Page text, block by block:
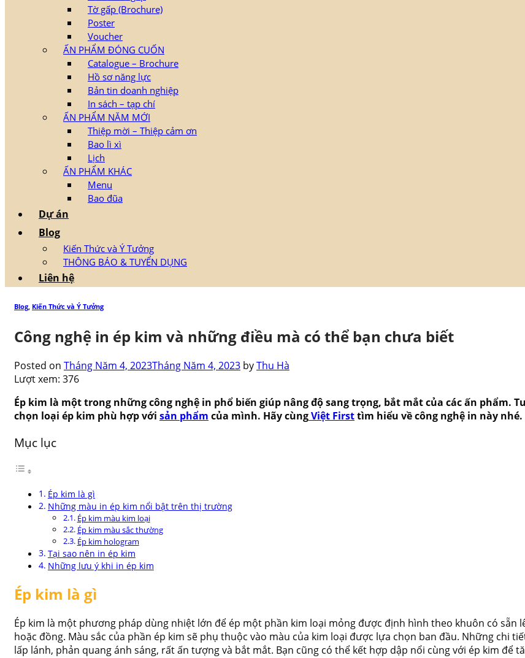
Tờ gấp (Brochure)
Poster
Voucher
ẤN PHẨM ĐÓNG CUỐN
Catalogue – Brochure
Hồ sơ năng lực
Bản tin doanh nghiệp
In sách – tạp chí
ẤN PHẨM NĂM MỚI
Thiệp mời – Thiệp cảm ơn
Bao lì xì
Lịch
ẤN PHẨM KHÁC
Menu
Bao đũa
Dự án
Blog
Kiến Thức và Ý Tưởng
THÔNG BÁO & TUYỂN DỤNG
Liên hệ
Blog, Kiến Thức và Ý Tưởng
Công nghệ in ép kim và những điều mà có thể bạn chưa biết
Posted on Tháng Năm 4, 2023Tháng Năm 4, 2023 byThu Hà
Lượt xem: 376
Ép kim là một trong những công nghệ in phổ biến giúp nâng độ sang trọng, bắt mắt của các ấn phẩm.
chọn loại ép kim phù hợp với sản phẩm của mình. Hãy cùngViệt Firsttìm hiểu về công nghệ in này nhé.
Mục lục
Ép kim là gì
Những màu in ép kim nổi bật trên thị trường
Ép kim màu kim loại
Ép kim màu sắc thường
Ép kim hologram
Tại sao nên in ép kim
Những lưu ý khi in ép kim
Ép kim là gì
Ép kim là một phương pháp dùng nhiệt lớn để ép một phần kim loại mỏng được định hình theo khuôn có sẵn
hoặc đồng. Màu sắc của phần ép kim sẽ phụ thuộc vào màu của kim loại được lựa chọn ban đầu. Những chi
lấp lánh, phản quang ánh sáng, rất ấn tượng và bắt mắt. Bạn cũng có thể kết hợp dập nổi cùng với ép kim để